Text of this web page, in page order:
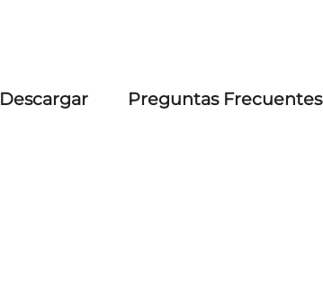
Descargar Preguntas Frecuentes